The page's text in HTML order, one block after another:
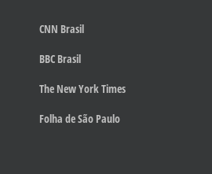
CNN Brasil
BBC Brasil
The New York Times
Folha de São Paulo